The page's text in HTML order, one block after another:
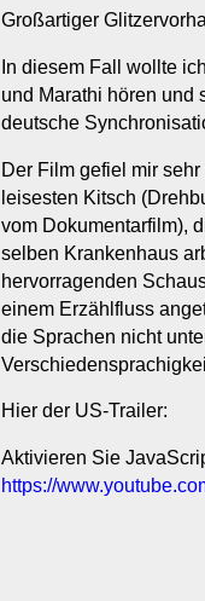
Großartiger
In diesem Fall wollte
und Marathi hören und
deutsche
Der Film gefiel mir
leisesten Kitsch
vom Dokumentarfilm),
selben Krankenhaus
hervorragenden
einem Erzählfluss
die Sprachen nicht
Hier der US-Trailer:
Aktivieren Sie
https://